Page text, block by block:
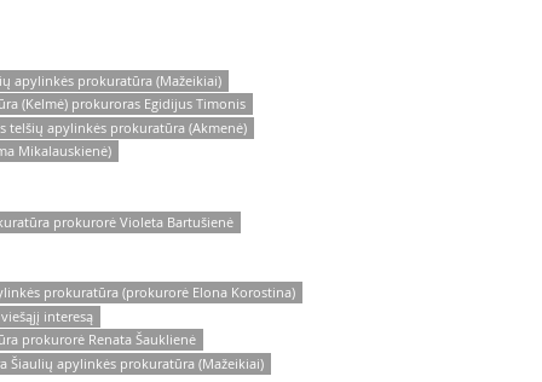
apylinkės prokuratūra (Mažeikiai)
(Kelmė) prokuroras Egidijus Timonis
telšių apylinkės prokuratūra (Akmenė)
Mikalauskienė)
prokurorė Violeta Bartušienė
prokuratūra (prokurorė Elona Korostina)
interesą
prokurorė Renata Šauklienė
Šiaulių apylinkės prokuratūra (Mažeikiai)